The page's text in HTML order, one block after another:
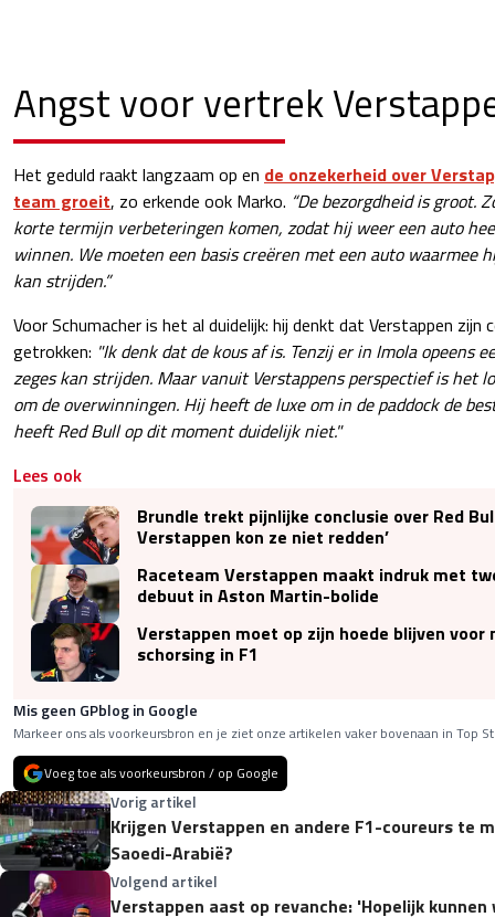
Angst voor vertrek
Het geduld raakt langzaam op en de onzekerheid over
team groeit, zo erkende ook Marko. “De bezorgdheid is groot.
korte termijn verbeteringen komen, zodat hij weer een auto
winnen. We moeten een basis creëren met een auto waarmee
kan strijden.”
Voor Schumacher is het al duidelijk: hij denkt dat Verstappen zijn
getrokken: "Ik denk dat de kous af is. Tenzij er in Imola opeens
zeges kan strijden. Maar vanuit Verstappens perspectief is het
om de overwinningen. Hij heeft de luxe om in de paddock de
heeft Red Bull op dit moment duidelijk niet."
Lees ook
Brundle trekt pijnlijke conclusie over Red
Verstappen kon ze niet redden’
Raceteam Verstappen maakt indruk met
debuut in Aston Martin-bolide
Verstappen moet op zijn hoede blijven voor
schorsing in F1
Mis geen GPblog in Google
Markeer ons als voorkeursbron en je ziet onze artikelen vaker bovenaan in Top
Voeg toe als voorkeursbron / op Google
Vorig artikel
Krijgen Verstappen en andere F1-coureurs te
Saoedi-Arabië?
Volgend artikel
Verstappen aast op revanche: 'Hopelijk